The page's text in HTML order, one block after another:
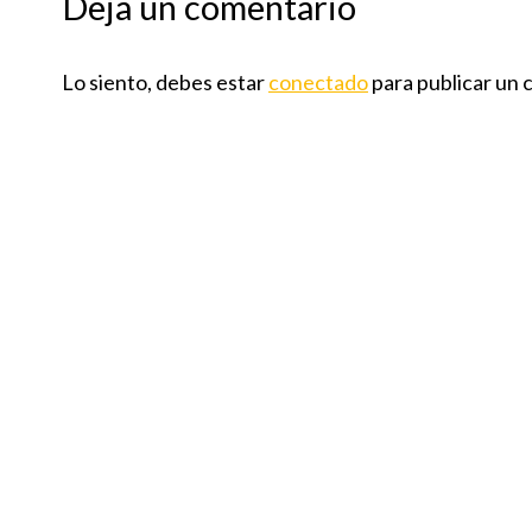
Lo siento, debes estarconectadopara publicar un